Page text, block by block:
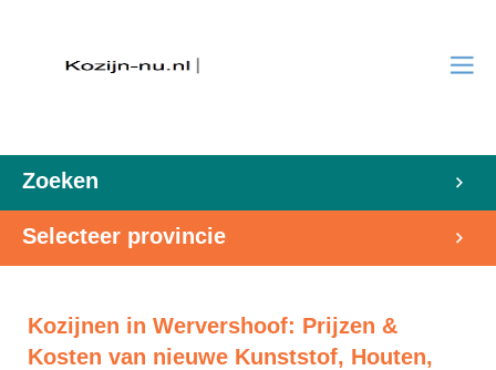
Zoeken
Selecteer provincie
Kozijnen in Wervershoof: Prijzen &
Kosten van nieuwe Kunststof, Houten,